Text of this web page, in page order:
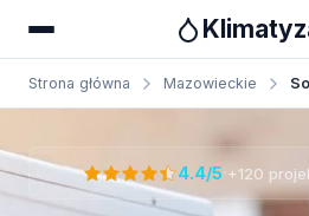
Strona główna Mazowieckie
Otrzymaj bezpłatną wycenę
4.4/5 +120